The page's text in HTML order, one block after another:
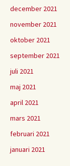
december 2021
november 2021
oktober 2021
september 2021
juli 2021
maj 2021
april 2021
mars 2021
februari 2021
januari 2021